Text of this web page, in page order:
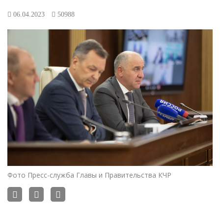
06.04.2023 50988
Фото Пресс-служба Главы и Правительства КЧР